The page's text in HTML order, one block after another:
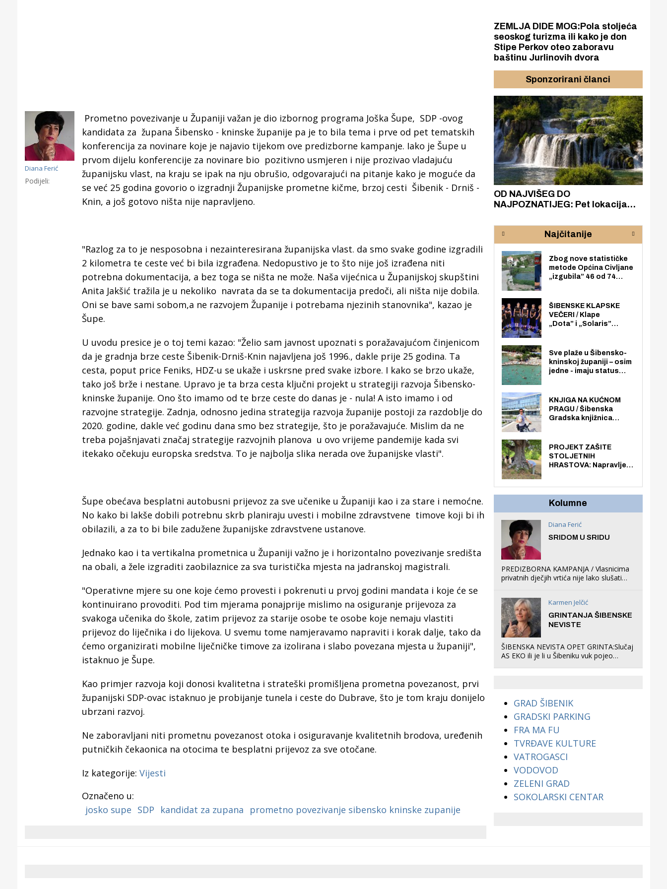
Diana Ferić
Podijeli:
Prometno povezivanje u Županiji važan je dio izbornog programa Joška Šupe, SDP -ovog
kandidata za župana Šibensko - kninske županije pa je to bila tema i prve od pet tematskih
konferencija za novinare koje je najavio tijekom ove predizborne kampanje. Iako je Šupe u
prvom dijelu konferencije za novinare bio pozitivno usmjeren i nije prozivao vladajuću
županijsku vlast, na kraju se ipak na nju obrušio, odgovarajući na pitanje kako je moguće da
se već 25 godina govorio o izgradnji Županijske prometne kičme, brzoj cesti Šibenik - Drniš -
Knin, a još gotovo ništa nije napravljeno.
"Razlog za to je nesposobna i nezainteresirana županijska vlast. da smo svake godine izgradili
2 kilometra te ceste već bi bila izgrađena. Nedopustivo je to što nije još izrađena niti
potrebna dokumentacija, a bez toga se ništa ne može. Naša vijećnica u Županijskoj skupštini
Anita Jakšić tražila je u nekoliko navrata da se ta dokumentacija predoči, ali ništa nije dobila.
Oni se bave sami sobom,a ne razvojem Županije i potrebama njezinih stanovnika", kazao je
Šupe.
U uvodu presice je o toj temi kazao: "Želio sam javnost upoznati s poražavajućom činjenicom
da je gradnja brze ceste Šibenik-Drniš-Knin najavljena još 1996., dakle prije 25 godina. Ta
cesta, poput price Feniks, HDZ-u se ukaže i uskrsne pred svake izbore. I kako se brzo ukaže,
tako još brže i nestane. Upravo je ta brza cesta ključni projekt u strategiji razvoja Šibensko-
kninske županije. Ono što imamo od te brze ceste do danas je - nula! A isto imamo i od
razvojne strategije. Zadnja, odnosno jedina strategija razvoja županije postoji za razdoblje do
2020. godine, dakle već godinu dana smo bez strategije, što je poražavajuće. Mislim da ne
treba pojašnjavati značaj strategije razvojnih planova u ovo vrijeme pandemije kada svi
itekako očekuju europska sredstva. To je najbolja slika nerada ove županijske vlasti".
Šupe obećava besplatni autobusni prijevoz za sve učenike u Županiji kao i za stare i nemoćne.
No kako bi lakše dobili potrebnu skrb planiraju uvesti i mobilne zdravstvene timove koji bi ih
obilazili, a za to bi bile zadužene županijske zdravstvene ustanove.
Jednako kao i ta vertikalna prometnica u Županiji važno je i horizontalno povezivanje središta
na obali, a žele izgraditi zaobilaznice za sva turistička mjesta na jadranskoj magistrali.
"Operativne mjere su one koje ćemo provesti i pokrenuti u prvoj godini mandata i koje će se
kontinuirano provoditi. Pod tim mjerama ponajprije mislimo na osiguranje prijevoza za
svakoga učenika do škole, zatim prijevoz za starije osobe te osobe koje nemaju vlastiti
prijevoz do liječnika i do lijekova. U svemu tome namjeravamo napraviti i korak dalje, tako da
ćemo organizirati mobilne liječničke timove za izolirana i slabo povezana mjesta u županiji",
istaknuo je Šupe.
Kao primjer razvoja koji donosi kvalitetna i strateški promišljena prometna povezanost, prvi
županijski SDP-ovac istaknuo je probijanje tunela i ceste do Dubrave, što je tom kraju donijelo
ubrzani razvoj.
Ne zaboravljani niti prometnu povezanost otoka i osiguravanje kvalitetnih brodova, uređenih
putničkih čekaonica na otocima te besplatni prijevoz za sve otočane.
Iz kategorije: Vijesti
Označeno u:
josko supe SDP kandidat za zupana prometno povezivanje sibensko kninske zupanije
ZEMLJA DIDE MOG:Pola stoljeća
seoskog turizma ili kako je don
Stipe Perkov oteo zaboravu
baštinu Jurlinovih dvora
Sponzorirani članci
Gornji tok Krke iz prve ruke -
Otkrijte hostel Titius u
Šibenik spreman za dolazak
OD NAJVIŠEG DO
NAJPOZNATIJEG: Pet lokacija
rijeke Krke
Najčitanije
Zbog nove statističke
metode Općina Civljane
„izgubila” 46 od 74
nego radno sposobnih
osoba među svojih 170
stanovnika.
ŠIBENSKE KLAPSKE
VEČERI / Klape
„Dota” i „Solaris”
loži
Sve plaže u Šibensko-
kninskoj županiji – osim
jedne - imaju status
općoj upotrebi. Pristup
je slobodan i besplatan
za sve građane i
KNJIGA NA KUĆNOM
PRAGU / Šibenska
Gradska knjižnica
knjiga na kućnu adresu
električnim biciklom.
PROJEKT ZAŠITE
STOLJETNIH
HRASTOVA: Napravljen
Kolumne
Diana Ferić
SRIDOM U SRIDU
PREDIZBORNA KAMPANJA / Vlasnicima
privatnih dječjih vrtića nije lako slušati
što oni rade u Šibeniku ne postoji
Karmen Jelčić
GRINTANJA ŠIBENSKE
NEVISTE
ŠIBENSKA NEVISTA OPET GRINTA:Slučaj
AS EKO ili je li u Šibeniku vuk pojeo
GRAD ŠIBENIK
GRADSKI PARKING
FRA MA FU
TVRĐAVE KULTURE
VATROGASCI
VODOVOD
ZELENI GRAD
SOKOLARSKI CENTAR